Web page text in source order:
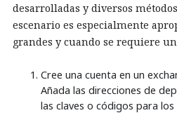
desarrolladas y diversos
escenario es especialmente
grandes y cuando se requiere
Cree una cuenta en un
Añada las direcciones de
las claves o códigos para